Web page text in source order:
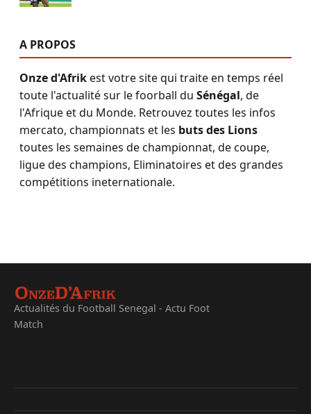
A PROPOS
Onze d'Afrikest votre site qui traite en temps réel
toute l'actualité sur le foorball du Sénégal, de
l'Afrique et du Monde. Retrouvez toutes les infos
mercato, championnats et les buts des Lions
toutes les semaines de championnat, de coupe,
ligue des champions, Eliminatoires et des grandes
compétitions ineternationale.
Actualités du Football Senegal - Actu Foot
Match